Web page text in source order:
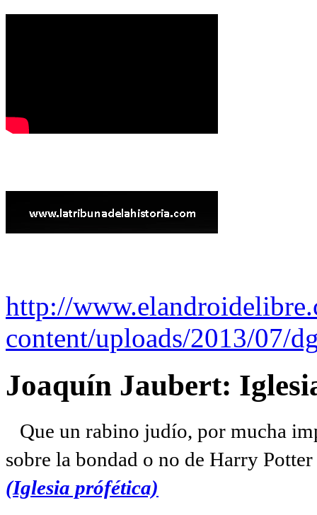
http://
content/uploads/2013/07/
Joaquín Jaubert:
Que un rabino judío, por mucha
sobre la bondad o no de Harry
(Iglesia prófética)